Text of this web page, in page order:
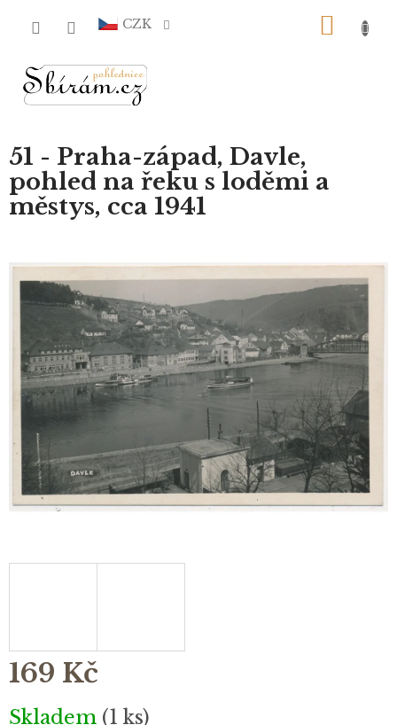
CZK
51 - Praha-západ, Davle,
pohled na řeku s loděmi a
městys, cca 1941
169 Kč
Měrná
cena:
Skladem (1 ks)